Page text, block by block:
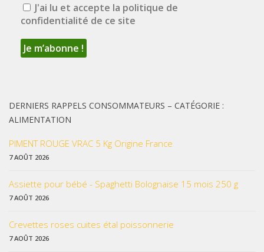
J'ai lu et accepte la politique de
confidentialité de ce site
DERNIERS RAPPELS CONSOMMATEURS – CATÉGORIE :
ALIMENTATION
PIMENT ROUGE VRAC 5 Kg Origine France
7 AOÛT 2026
Assiette pour bébé - Spaghetti Bolognaise 15 mois 250 g
7 AOÛT 2026
Crevettes roses cuites étal poissonnerie
7 AOÛT 2026